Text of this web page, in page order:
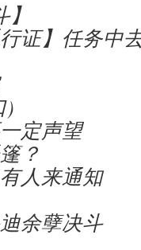
行证】任务中
)
定声望
？
人来通知
余孽决斗